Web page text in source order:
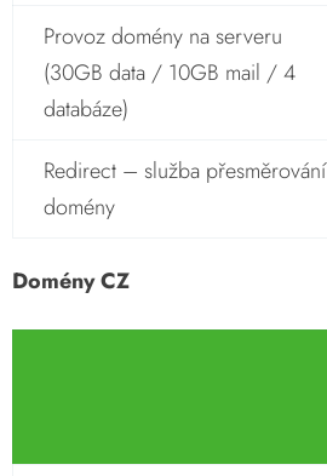
Provoz domény na serveru
(30GB data / 10GB mail / 4
databáze)
Redirect – služba přesměrování
domény
Domény CZ